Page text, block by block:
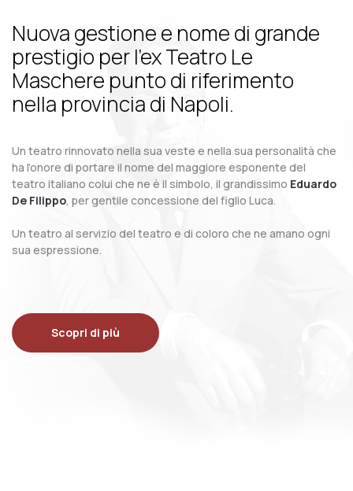
Nuova gestione e nome di grande
prestigio per l’ex Teatro Le
Maschere punto di riferimento
nella provincia di Napoli.
Un teatro rinnovato nella sua veste e nella sua personalità che
ha l’onore di portare il nome del maggiore esponente del
teatro italiano colui che ne è il simbolo, il grandissimo Eduardo
De Filippo, per gentile concessione del figlio Luca.
Un teatro al servizio del teatro e di coloro che ne amano ogni
sua espressione.
Scopri di più